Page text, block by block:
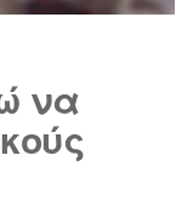
να